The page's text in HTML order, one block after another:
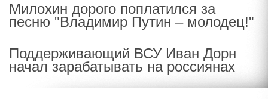
Милохин дорого поплатился за
песню "Владимир Путин – молодец!"
Поддерживающий ВСУ Иван Дорн
начал зарабатывать на россиянах